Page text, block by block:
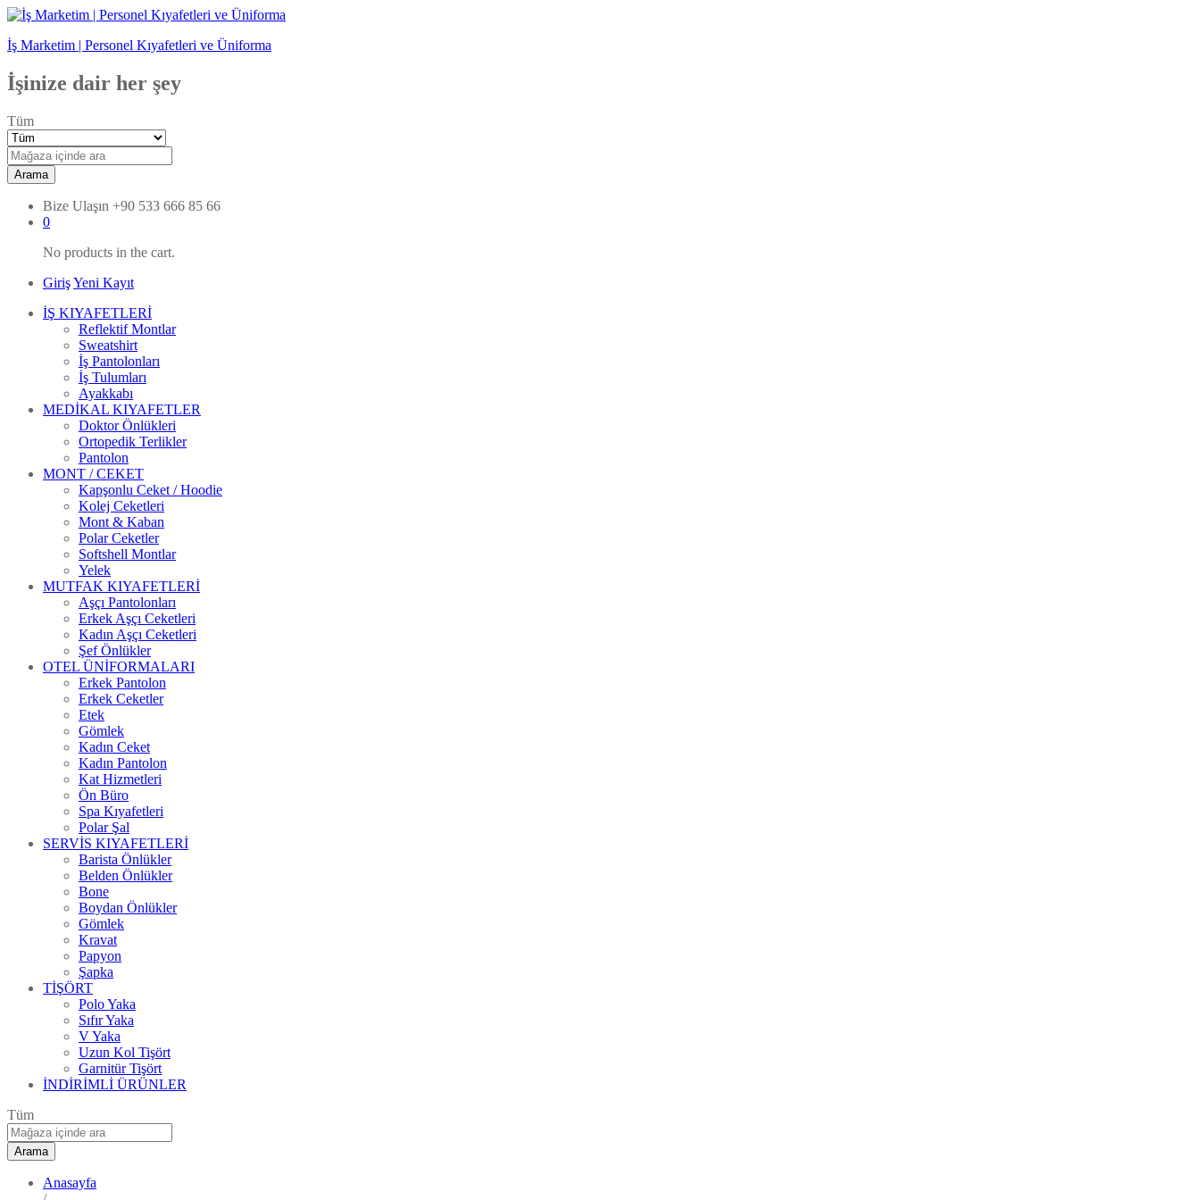
İş Marketim | Personel Kıyafetleri ve Üniforma
İşinize dair her şey
Tüm
Arama
Bize Ulaşın +90 533 666 85 66
0
No products in the cart.
GirişYeni Kayıt
İŞ KIYAFETLERİ
Reflektif Montlar
Sweatshirt
İş Pantolonları
İş Tulumları
Ayakkabı
MEDİKAL KIYAFETLER
Doktor Önlükleri
Ortopedik Terlikler
Pantolon
MONT / CEKET
Kapşonlu Ceket / Hoodie
Kolej Ceketleri
Mont & Kaban
Polar Ceketler
Softshell Montlar
Yelek
MUTFAK KIYAFETLERİ
Aşçı Pantolonları
Erkek Aşçı Ceketleri
Kadın Aşçı Ceketleri
Şef Önlükler
OTEL ÜNİFORMALARI
Erkek Pantolon
Erkek Ceketler
Etek
Gömlek
Kadın Ceket
Kadın Pantolon
Kat Hizmetleri
Ön Büro
Spa Kıyafetleri
Polar Şal
SERVİS KIYAFETLERİ
Barista Önlükler
Belden Önlükler
Bone
Boydan Önlükler
Gömlek
Kravat
Papyon
Şapka
TİŞÖRT
Polo Yaka
Sıfır Yaka
V Yaka
Uzun Kol Tişört
Garnitür Tişört
İNDİRİMLİ ÜRÜNLER
Tüm
Arama
Anasayfa